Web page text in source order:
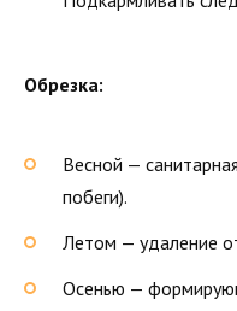
Обрезка:
Весной —
побеги).
Летом — удаление
Осенью —